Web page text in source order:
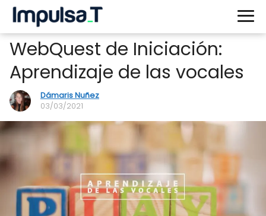
WebQuest de Iniciación:
Aprendizaje de las vocales
Dámaris Nuñez
03/03/2021